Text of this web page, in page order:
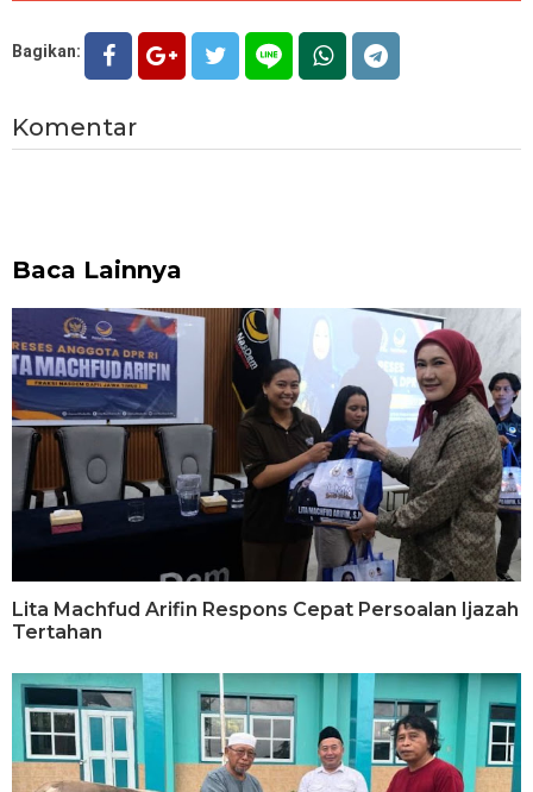
Bagikan:
Komentar
Baca Lainnya
Lita Machfud Arifin Respons Cepat Persoalan Ijazah
Tertahan